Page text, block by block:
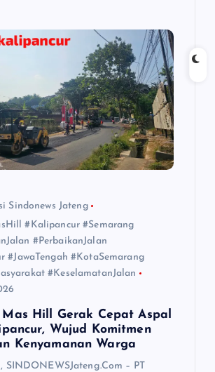
Sindonews Jateng
#Kalipancur #Semarang
#PerbaikanJalan
#JawaTengah #KotaSemarang
#KeselamatanJalan
Mas Hill Gerak Cepat Aspal
Wujud Komitmen
Kenyamanan Warga
SINDONEWSJateng.Com – PT